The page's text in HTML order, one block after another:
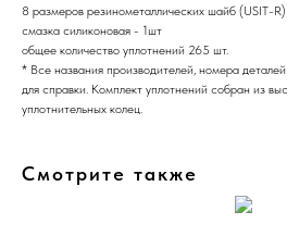
8 размеров резинометаллических шайб (USIT-R)
смазка силиконовая - 1шт
общее количество уплотнений 265 шт.
* Все названия производителей, номера
для справки. Комплект уплотнений собран из
уплотнительных колец.
Смотрите также